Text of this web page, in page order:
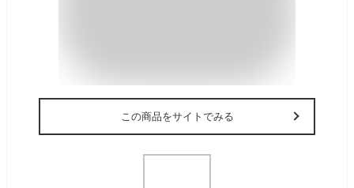
この商品をサイトでみる